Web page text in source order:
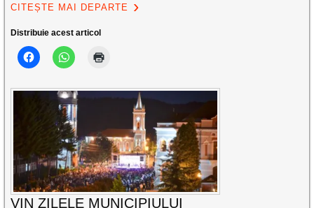
CITEȘTE MAI DEPARTE
Distribuie acest articol
VIN ZILELE MUNICIPIULUI